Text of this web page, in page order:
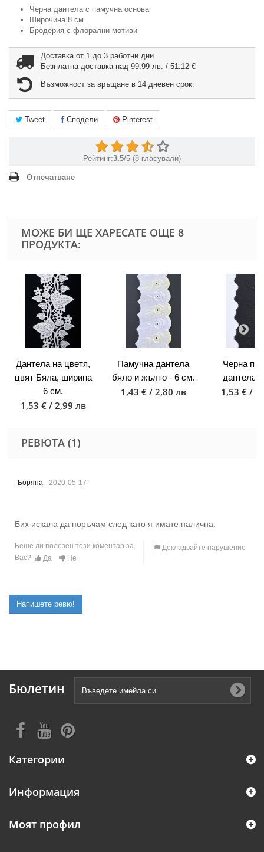
Черна дантела с памучна основа
Широчина 8 см.
Бродерия с флорални мотиви
Доставка от 1 до 3 работни дни
Безплатна доставка над 99.99 лв. / 51.12 €
Възможност за връщане в 14 дневен срок.
Tweet Сподели Pinterest
Рейтинг:3.5/5 (8 гласували)
Отпечатване
МОЖЕ БИ ЩЕ ХАРЕСАТЕ ОЩЕ 8
ПРОДУКТА:
Дантела на цветя,
цвят Бяла, ширина
6 см.
1,53 € / 2,99 лв
Памучна дантела
бяло и жълто - 6 см.
1,43 € / 2,80 лв
Черна
дантела
1,53 € /
РЕВЮТА (1)
Боряна 2020-05-17
Бих искала да поръчам след като я имате налична.
Беше ли полезен този коментар за
Вас?
Да Не
Докладвайте нарушение
Напишете ревю!
Бюлетин
Категории
Информация
Моят профил